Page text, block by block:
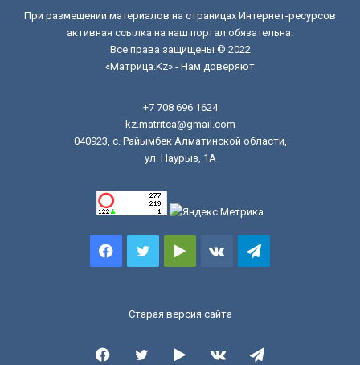
При размещении материалов на страницах Интернет-ресурсов
активная ссылка на наш портал обязательна.
Все права защищены © 2022
«Матрица.Kz» - Нам доверяют
+7 708 696 1624
kz.matritca@gmail.com
040923, с. Райымбек Алматинской области,
ул. Наурыз, 1А
FacebookTwitterGoogle vk.comTelegram
Старая версия сайта
FacebookTwitterGoogle vk.comTelegram